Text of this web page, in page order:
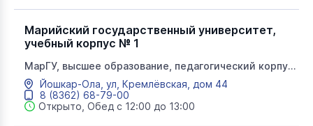
Марийский государственный университет,
учебный корпус № 1
МарГУ, высшее образование, педагогический корпус,
университет, пединститут, институт педагогики и
психологии, факультет иностранных языков,
факультет физической культуры, спорта и туризма
Йошкар-Ола, ул, Кремлёвская, дом 44
8 (8362) 68-79-00
Открыто, Обед с 12:00 до 13:00